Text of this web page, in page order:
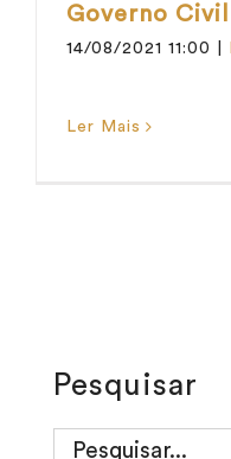
Governo Civil
14/08/2021 11:00
Ler Mais
Pesquisar
Buscar